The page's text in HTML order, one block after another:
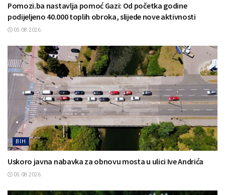
Pomozi.ba nastavlja pomoć Gazi: Od početka godine
podijeljeno 40.000 toplih obroka, slijede nove aktivnosti
05.08.2026.
BIH
Uskoro javna nabavka za obnovu mosta u ulici Ive Andrića
05.08.2026.